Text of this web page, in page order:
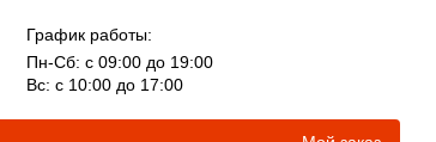
График работы:
Пн-Сб: с 09:00 до 19:00
Вс: с 10:00 до 17:00